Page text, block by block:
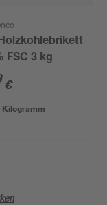
FSC 3 kg
€
Kilogramm